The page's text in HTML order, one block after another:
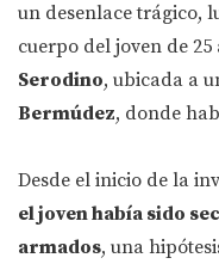
un desenlace trágico,
cuerpo del joven de
Serodino, ubicada a
Bermúdez, donde
Desde el inicio de la
el joven había sido
armados, una